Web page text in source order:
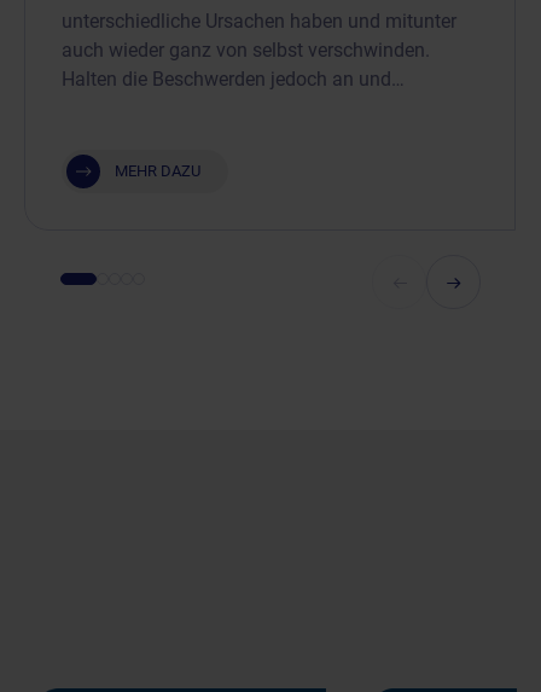
unterschiedliche Ursachen haben und mitunter
auch wieder ganz von selbst verschwinden.
Halten die Beschwerden jedoch an und…
MEHR DAZU